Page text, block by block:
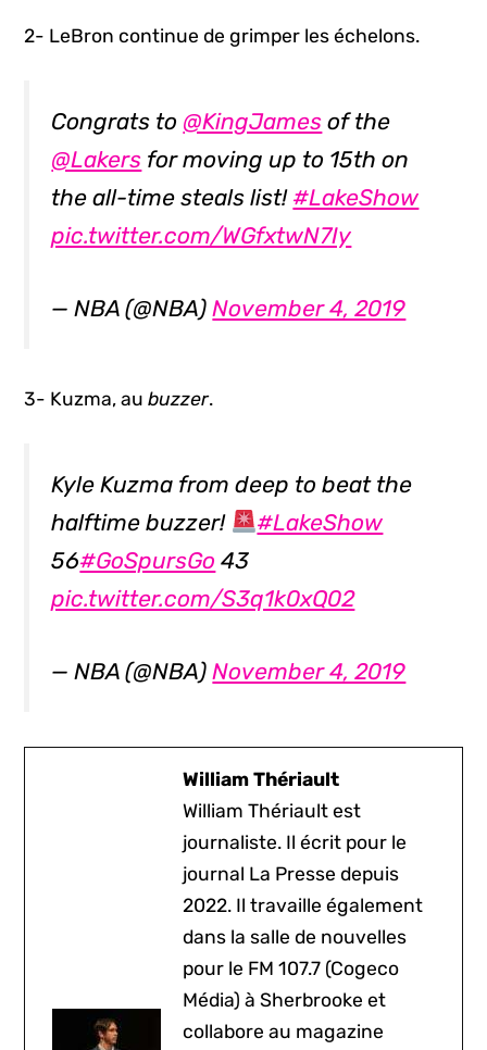
2- LeBron continue de grimper les échelons.
Congrats to @KingJames of the
@Lakers for moving up to 15th on
the all-time steals list! #LakeShow
pic.twitter.com/WGfxtwN7Iy
— NBA (@NBA)November 4, 2019
3- Kuzma, aubuzzer.
Kyle Kuzma from deep to beat the
halftime buzzer!
#LakeShow
56#GoSpursGo 43
pic.twitter.com/S3q1k0xQ02
— NBA (@NBA)November 4, 2019
William Thériault
William Thériault est
journaliste. Il écrit pour le
journal La Presse depuis
2022. Il travaille également
dans la salle de nouvelles
pour le FM 107.7 (Cogeco
Média) à Sherbrooke et
collabore au magazine